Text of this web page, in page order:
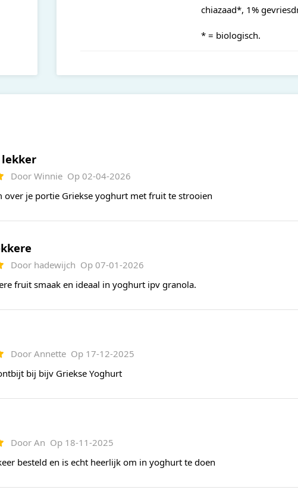
chiazaad*, 1%
* = biologisch.
Door Winnie Op 02-04-2026
over je portie Griekse yoghurt met fruit te strooien
Door hadewijch Op 07-01-2026
fruit smaak en ideaal in yoghurt ipv granola.
Door Annette Op 17-12-2025
bij bijv Griekse Yoghurt
Door An Op 18-11-2025
besteld en is echt heerlijk om in yoghurt te doen